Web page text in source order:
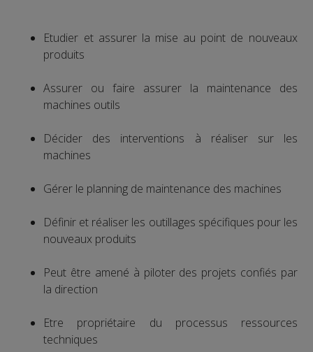
Etudier et assurer la mise au point de nouveaux
produits
Assurer ou faire assurer la maintenance des
machines outils
Décider des interventions à réaliser sur les
machines
Gérer le planning de maintenance des machines
Définir et réaliser les outillages spécifiques pour les
nouveaux produits
Peut être amené à piloter des projets confiés par
la direction
Etre propriétaire du processus ressources
techniques